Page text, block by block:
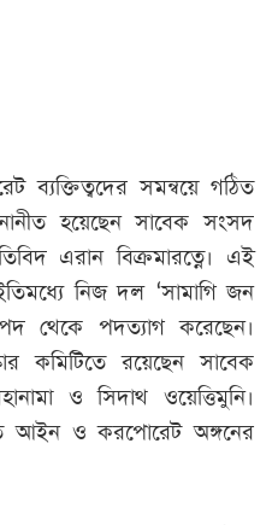
ব্যক্তিত্বদের সমন্বয়ে গঠিত
হয়েছেন সাবেক সংসদ
এরান বিক্রমারত্নে। এই
ইতিমধ্যে নিজ দল ‘সামাগি জন
থেকে পদত্যাগ করেছেন।
কমিটিতে রয়েছেন সাবেক
ও সিদাথ ওয়েত্তিমুনি।
আইন ও করপোরেট অঙ্গনের